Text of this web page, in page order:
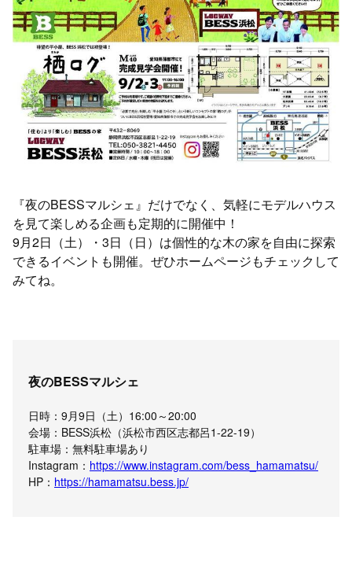
『夜のBESSマルシェ』だけでなく、気軽にモデルハウス
を見て楽しめる企画も定期的に開催中！
9月2日（土）・3日（日）は個性的な木の家を自由に探索
できるイベントも開催。ぜひホームページもチェックして
みてね。
夜のBESSマルシェ
日時：9月9日（土）16:00～20:00
会場：BESS浜松（浜松市西区志都呂1-22-19）
駐車場：無料駐車場あり
Instagram： https://www.instagram.com/bess_hamamatsu/
HP： https://hamamatsu.bess.jp/